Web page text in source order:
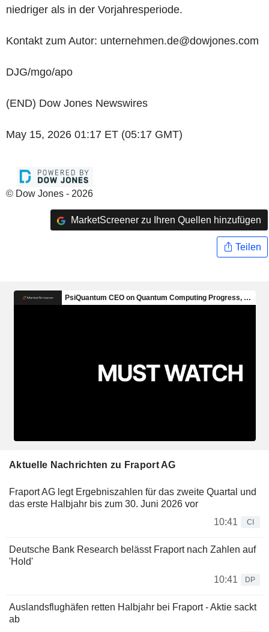
niedriger als in der Vorjahresperiode.
Kontakt zum Autor: unternehmen.de@dowjones.com
DJG/mgo/apo
(END) Dow Jones Newswires
May 15, 2026 01:17 ET (05:17 GMT)
© Dow Jones - 2026
MarketScreener zu Ihren Quellen hinzufügen
Teilen
Aktuelle Nachrichten zu Fraport AG
Fraport AG legt Ergebniszahlen für das zweite Quartal und
das erste Halbjahr bis zum 30. Juni 2026 vor
10:41
CI
Deutsche Bank Research belässt Fraport nach Zahlen auf
'Hold'
10:41
DP
Auslandsflughäfen retten Halbjahr bei Fraport - Aktie sackt
ab